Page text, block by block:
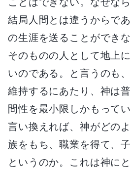
結局人間とは違うからで
の生涯を送ることができ
そのものの人として地上
いのである。と言うのも
維持するにあたり、神は
間性を最小限しかもって
言い換えれば、神がどの
族をもち、職業を得て、
というのか。これは神に